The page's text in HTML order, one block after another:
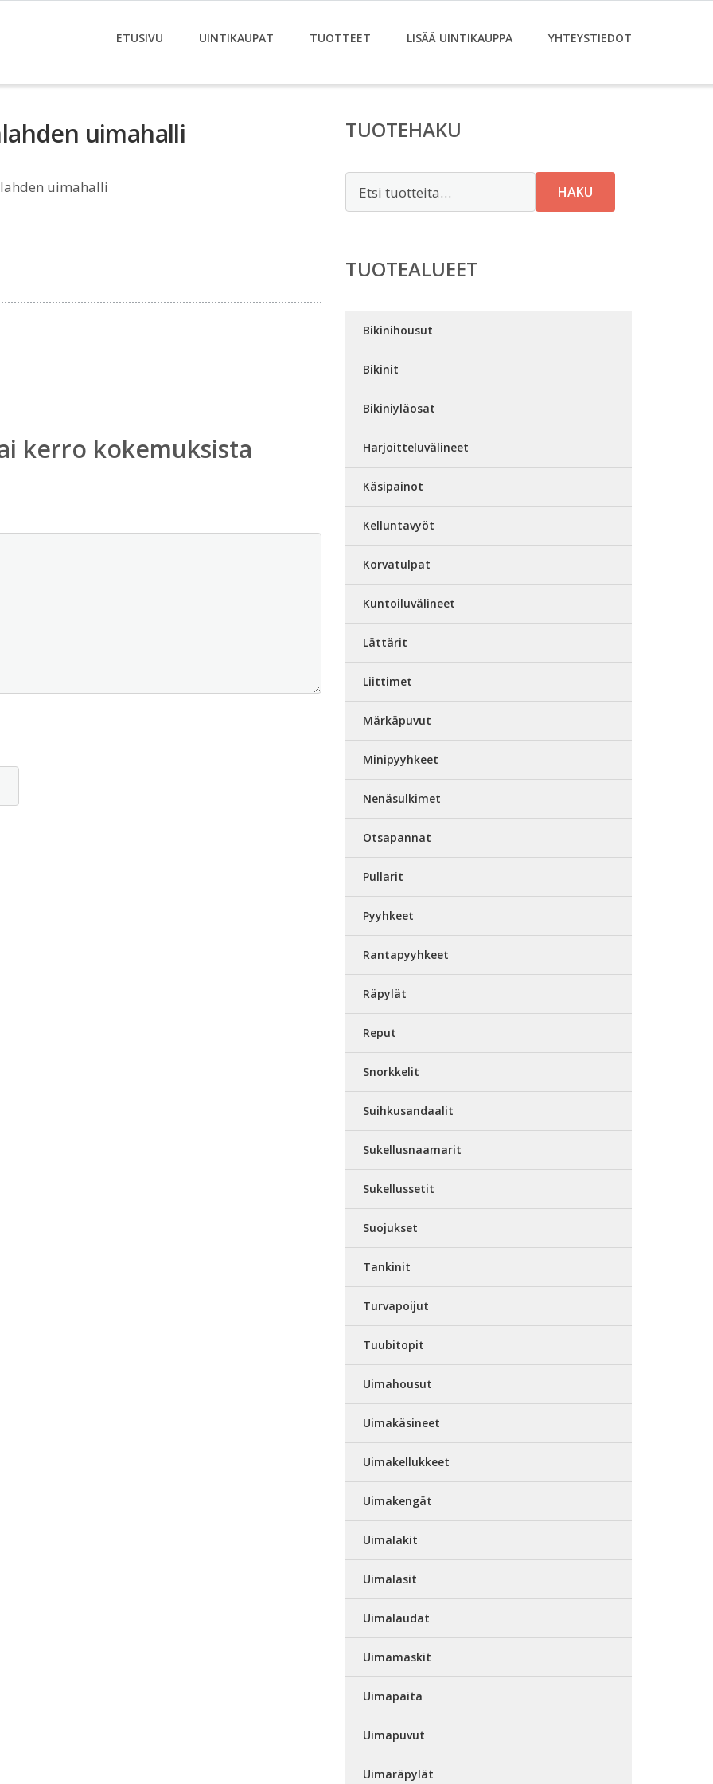
ETUSIVU UINTIKAUPAT TUOTTEET LISÄÄ UINTIKAUPPA YHTEYSTIEDOT
uimahalli
uimahalli
kerro kokemuksista
TUOTEHAKU
HAKU
TUOTEALUEET
Bikinihousut
Bikinit
Bikiniyläosat
Harjoitteluvälineet
Käsipainot
Kelluntavyöt
Korvatulpat
Kuntoiluvälineet
Lättärit
Liittimet
Märkäpuvut
Minipyyhkeet
Nenäsulkimet
Otsapannat
Pullarit
Pyyhkeet
Rantapyyhkeet
Räpylät
Reput
Snorkkelit
Suihkusandaalit
Sukellusnaamarit
Sukellussetit
Suojukset
Tankinit
Turvapoijut
Tuubitopit
Uimahousut
Uimakäsineet
Uimakellukkeet
Uimakengät
Uimalakit
Uimalasit
Uimalaudat
Uimamaskit
Uimapaita
Uimapuvut
Uimaräpylät